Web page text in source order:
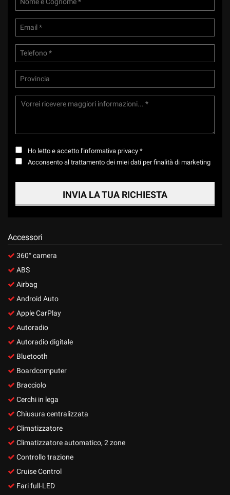
Ho letto e accetto l'informativa privacy *
Acconsento al trattamento dei miei dati per finalità di marketing
INVIA LA TUA RICHIESTA
Accessori
360° camera
ABS
Airbag
Android Auto
Apple CarPlay
Autoradio
Autoradio digitale
Bluetooth
Boardcomputer
Bracciolo
Cerchi in lega
Chiusura centralizzata
Climatizzatore
Climatizzatore automatico, 2 zone
Controllo trazione
Cruise Control
Fari full-LED
Leggi
cookie
policy
Salva
impostazioni